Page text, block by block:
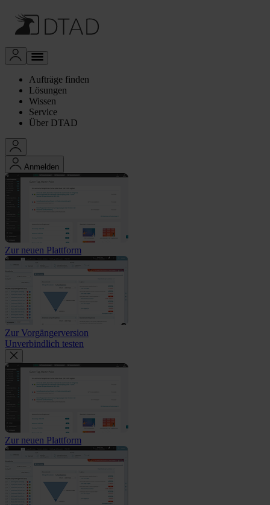
Aufträge finden
Lösungen
Wissen
Service
Über DTAD
Anmelden
Zur neuen Plattform
Zur Vorgängerversion
Unverbindlich testen
Zur neuen Plattform